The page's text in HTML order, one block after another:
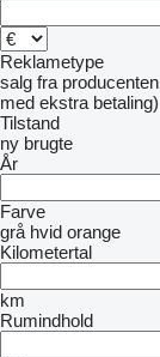
Reklametype
salg fra producenten
med ekstra betaling)
Tilstand
ny brugte
År
Farve
grå hvid orange
Kilometertal
km
Rumindhold